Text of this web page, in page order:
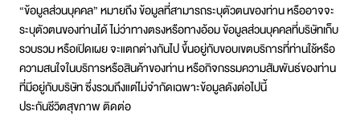
“ข้อมูลส่วนบุคคล” หมายถึง ข้อมูลที่สามารถระบุตัวตนของท่าน หรืออาจจะ
ระบุตัวตนของท่านได้ ไม่ว่าทางตรงหรือทางอ้อม ข้อมูลส่วนบุคคลที่บริษัทเก็บ
รวบรวม หรือเปิดเผย จะแตกต่างกันไป ขึ้นอยู่กับขอบเขตบริการที่ท่านใช้หรือ
ความสนใจในบริการหรือสินค้าของท่าน หรือกิจกรรมความสัมพันธ์ของท่าน
ที่มีอยู่กับบริษัท ซึ่งรวมถึงแต่ไม่จำกัดเฉพาะข้อมูลดังต่อไปนี้
ประกันชีวิตสุขภาพ ติดต่อ